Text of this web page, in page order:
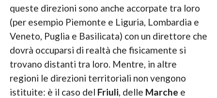
queste direzioni sono anche accorpate tra loro
(per esempio Piemonte e Liguria, Lombardia e
Veneto, Puglia e Basilicata) con un direttore che
dovrà occuparsi di realtà che fisicamente si
trovano distanti tra loro. Mentre, in altre
regioni le direzioni territoriali non vengono
istituite: è il caso del Friuli, delle Marche e